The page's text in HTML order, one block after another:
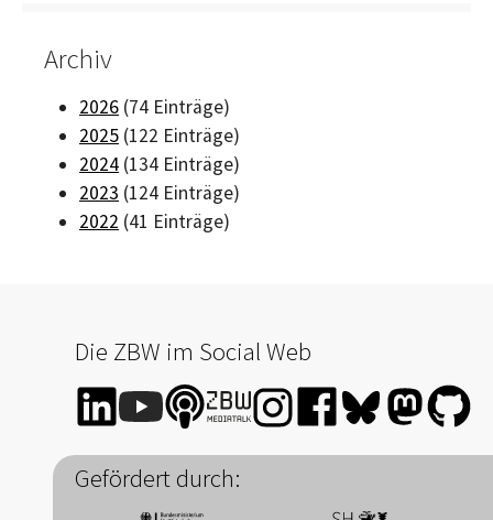
Archiv
2026 (74 Einträge)
2025 (122 Einträge)
2024 (134 Einträge)
2023 (124 Einträge)
2022 (41 Einträge)
Die ZBW im Social Web
Gefördert durch: